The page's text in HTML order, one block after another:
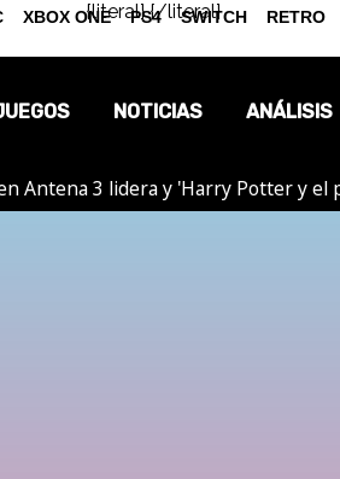
{literal}{/literal}
NOTICIAS
OPINIÓN
ANÁLISIS
Antena 3 lidera y 'Harry Potter y
XBOX ONE PS4 SWITCH RETRO